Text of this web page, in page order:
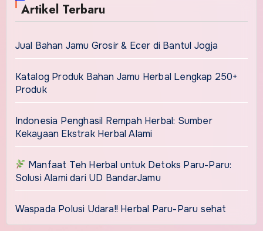
Artikel Terbaru
Jual Bahan Jamu Grosir & Ecer di Bantul Jogja
Katalog Produk Bahan Jamu Herbal Lengkap 250+
Produk
Indonesia Penghasil Rempah Herbal: Sumber
Kekayaan Ekstrak Herbal Alami
Manfaat Teh Herbal untuk Detoks Paru-Paru:
Solusi Alami dari UD BandarJamu
Waspada Polusi Udara!! Herbal Paru-Paru sehat